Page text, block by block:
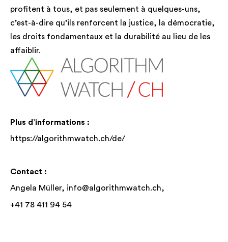
profitent à tous, et pas seulement à quelques-uns,
c’est-à-dire qu’ils renforcent la justice, la démocratie,
les droits fondamentaux et la durabilité au lieu de les
affaiblir.
Plus d’informations :
https://algorithmwatch.ch/de/
Contact :
Angela Müller, info@algorithmwatch.ch,
+41 78 411 94 54